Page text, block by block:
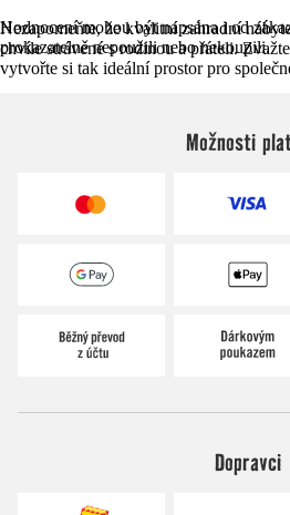
Nezapomeňte, že kvalitní zahradní
chvíle strávené s rodinou a přáteli.
vytvořte si tak ideální prostor pro
Hodnocení mohou být napsána i od
prokazatelně nepoužili nebo nekoupili.
Možnosti
Dopravci